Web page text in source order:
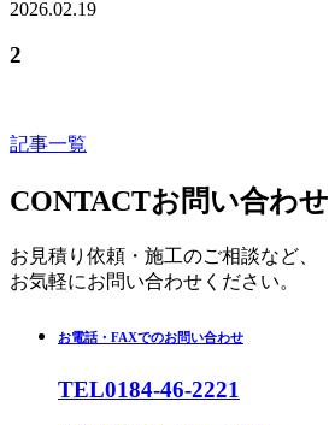
2026.02.19
2
記事一覧
CONTACTお問い合わせ
お見積り依頼・施工のご相談など、
お気軽にお問い合わせください。
お電話・FAXでのお問い合わせ
TEL0184-46-2221